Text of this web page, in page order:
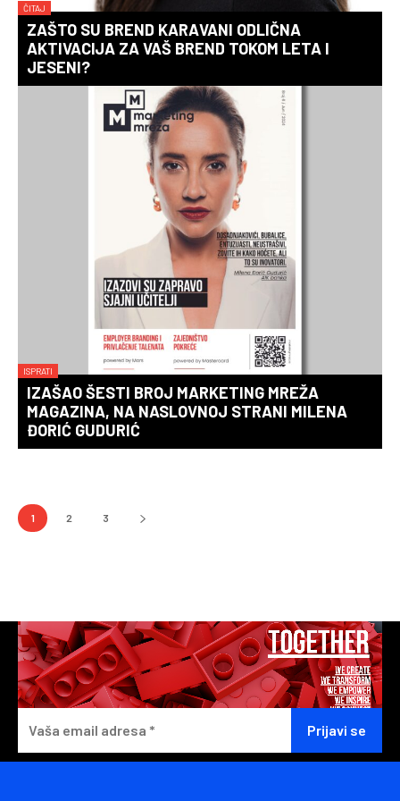
ČITAJ
ZAŠTO SU BREND KARAVANI ODLIČNA
AKTIVACIJA ZA VAŠ BREND TOKOM LETA I
JESENI?
ISPRATI
IZAŠAO ŠESTI BROJ MARKETING MREŽA
MAGAZINA, NA NASLOVNOJ STRANI MILENA
ĐORIĆ GUDURIĆ
1 2 3